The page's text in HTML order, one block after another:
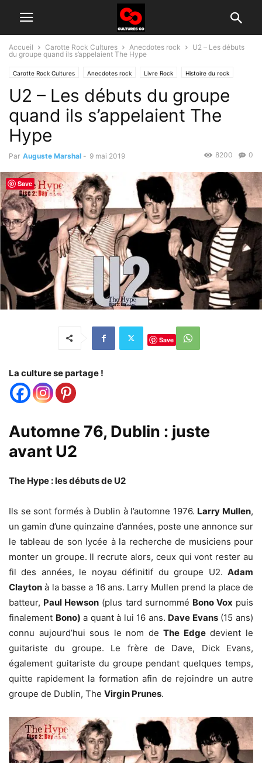
Accueil Carotte Rock Cultures Anecdotes rock
U2 – Les débuts
du groupe quand ils s’appelaient The Hype
Carotte Rock Cultures Anecdotes rock Livre Rock Histoire du rock
U2 – Les débuts du groupe
quand ils s’appelaient The
Hype
Par Auguste Marshal - 9 mai 2019 0
8200
Save
La culture se partage !
Automne 76, Dublin : juste
avant U2
The Hype : les débuts de U2
Ils se sont formés à Dublin à l’automne 1976. Larry Mullen,
un gamin d’une quinzaine d’années, poste une annonce sur
le tableau de son lycée à la recherche de musiciens pour
monter un groupe. Il recrute alors, ceux qui vont rester au
fil des années, le noyau définitif du groupe U2. Adam
Clayton à la basse a 16 ans. Larry Mullen prend la place de
batteur, Paul Hewson (plus tard surnommé Bono Vox puis
finalement Bono) a quant à lui 16 ans. Dave Evans(15 ans)
connu aujourd’hui sous le nom deThe Edgedevient le
guitariste du groupe. Le frère de Dave, Dick Evans,
également guitariste du groupe pendant quelques temps,
quitte rapidement la formation afin de rejoindre un autre
groupe de Dublin, The Virgin Prunes.
Save